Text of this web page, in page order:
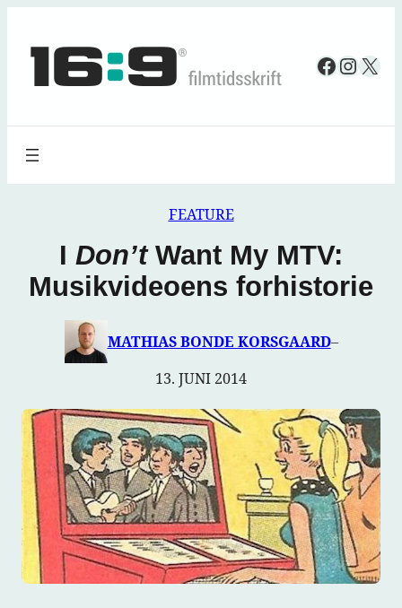
indhold
X
FEATURE
I Don’tWant My MTV:
Musikvideoens forhistorie
MATHIAS BONDE KORSGAARD–
13. JUNI 2014